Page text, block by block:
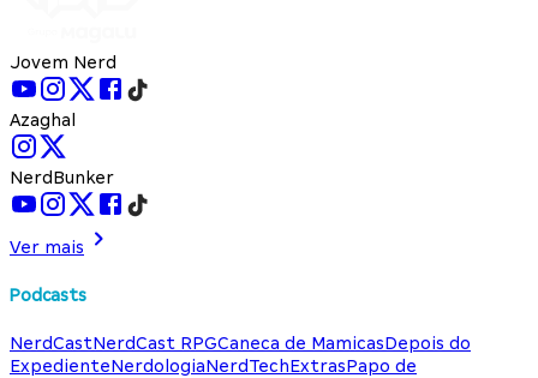
Jovem Nerd
Azaghal
NerdBunker
Ver mais
Podcasts
NerdCastNerdCast RPGCaneca de MamicasDepois do
ExpedienteNerdologiaNerdTechExtrasPapo de